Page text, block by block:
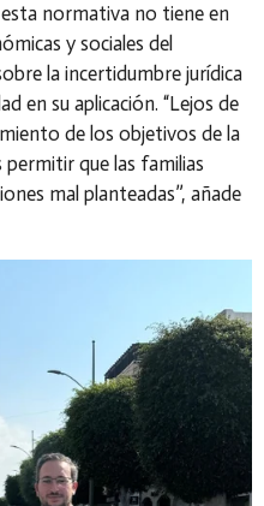
esta normativa no tiene en
y sociales del
la incertidumbre jurídica
en su aplicación. “Lejos de
de los objetivos de la
que las familias
mal planteadas”, añade